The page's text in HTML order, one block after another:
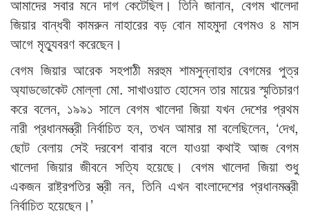
আমাদের সবার মনে দাগ কেটেছিল। তিনি জানান, বেগম খালেদা
জিয়ার বান্ধবী কামরুন নাহারের বড় বোন মাহমুদা বেগমও ৪ মাস
আগে মৃত্যুবরণ করেছেন।
বেগম জিয়ার আরেক সহপাঠী মরহুম শামসুন্নাহার বেগমের পুত্র
অ্যাডভোকেট মোল্লা মো. সাখাওয়াত হোসেন তার মায়ের স্মৃতিচারণ
করে বলেন, ১৯৯১ সালে বেগম খালেদা জিয়া যখন দেশের প্রথম
নারী প্রধানমন্ত্রী নির্বাচিত হন, তখন আমার মা বলেছিলেন, ‘দেখ,
ছোট বেলায় সেই দরবেশ বাবার বলে যাওয়া কথাই আজ বেগম
খালেদা জিয়ার জীবনে সত্যি হয়েছে। বেগম খালেদা জিয়া শুধু
একজন রাষ্ট্রপতির স্ত্রী নন, তিনি এখন বাংলাদেশের প্রধানমন্ত্রী
নির্বাচিত হয়েছেন।’